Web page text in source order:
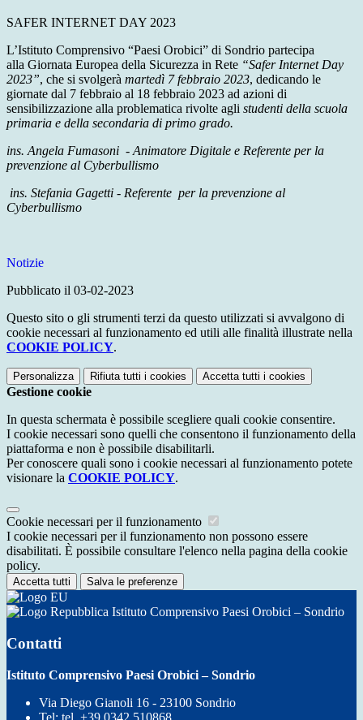
SAFER INTERNET DAY 2023
L’Istituto Comprensivo “Paesi Orobici” di Sondrio partecipa
alla Giornata Europea della Sicurezza in Rete “Safer Internet Day
2023”, che si svolgerà martedì 7 febbraio 2023, dedicando le
giornate dal 7 febbraio al 18 febbraio 2023 ad azioni di
sensibilizzazione alla problematica rivolte agli studenti della scuola
primaria e della secondaria di primo grado.
ins. Angela Fumasoni - Animatore Digitale e Referente per la
prevenzione al Cyberbullismo
ins. Stefania Gagetti - Referente per la prevenzione al
Cyberbullismo
Notizie
Pubblicato il 03-02-2023
Questo sito o gli strumenti terzi da questo utilizzati si avvalgono di
cookie necessari al funzionamento ed utili alle finalità illustrate nella
COOKIE POLICY.
Personalizza Rifiuta tutti i cookies Accetta tutti i cookies
Gestione cookie
In questa schermata è possibile scegliere quali cookie consentire.
I cookie necessari sono quelli che consentono il funzionamento della
piattaforma e non è possibile disabilitarli.
Per conoscere quali sono i cookie necessari al funzionamento potete
visionare la COOKIE POLICY.
Cookie necessari per il funzionamento
I cookie necessari per il funzionamento non possono essere
disabilitati. È possibile consultare l'elenco nella pagina della cookie
policy.
Accetta tutti Salva le preferenze
Istituto Comprensivo Paesi Orobici – Sondrio
Contatti
Istituto Comprensivo Paesi Orobici – Sondrio
Via Diego Gianoli 16 - 23100 Sondrio
Tel: tel. +39 0342 510868